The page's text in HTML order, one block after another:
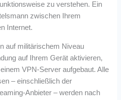
zu verstehen. Ein
zwischen Ihrem
Internet.
auf militärischem Niveau
auf Ihrem Gerät aktivieren,
VPN-Server aufgebaut. Alle
– einschließlich der
Anbieter – werden nach